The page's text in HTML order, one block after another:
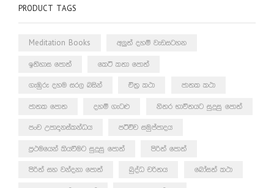
PRODUCT TAGS
Meditation Books අලුත් දහම් වැඩසටහන
ඉතිහාස පොත් කෙටි කතා පොත්
ගැඹුරු දහම සරල බසින් චිත්‍ර කථා ජාතක කථා
ජාතක පොත දහම් ගැටළු නිතර භාවිතයට සුදුසු පොත්
පංච උපාදානස්කන්ධය පටිච්ච සමුප්පාදය
ප්‍රථමයෙන් කියවීමට සුදුසු පොත් පිරිත් පොත්
පිරිත් සහ වන්දනා පොත් බුද්ධ චරිතය බෝසත් කථා